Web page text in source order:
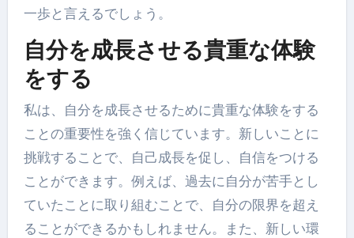
一歩と言えるでしょう。
自分を成長させる貴重な体験
をする
私は、自分を成長させるために貴重な体験をする
ことの重要性を強く信じています。新しいことに
挑戦することで、自己成長を促し、自信をつける
ことができます。例えば、過去に自分が苦手とし
ていたことに取り組むことで、自分の限界を超え
ることができるかもしれません。また、新しい環